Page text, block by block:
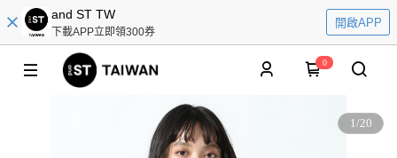
and ST TW
下載APP立即領300券
開啟APP
0
1/20